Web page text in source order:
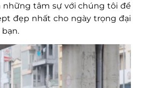
những tâm sự với chúng tôi để
đẹp nhất cho ngày trọng đại